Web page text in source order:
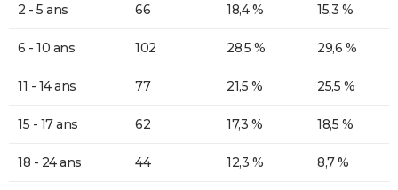
2 - 5 ans 66 18,4 % 15,3 %
6 - 10 ans 102 28,5 % 29,6 %
11 - 14 ans 77 21,5 % 25,5 %
15 - 17 ans 62 17,3 % 18,5 %
18 - 24 ans 44 12,3 % 8,7 %